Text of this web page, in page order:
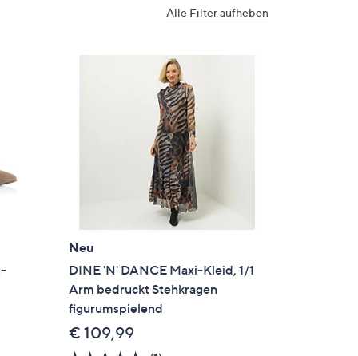
Alle Filter aufheben
Neu
DINE 'N' DANCE Maxi-Kleid, 1/1
Arm bedruckt Stehkragen
figurumspielend
€ 109,99